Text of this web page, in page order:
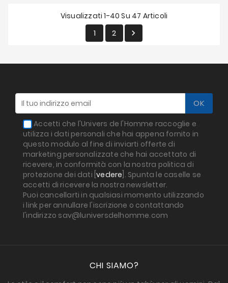
Visualizzati 1-40 Su 47 Articoli
1 2 
Accetti che l'Univers de l'Homme raccoglie e
utilizza i dati personali che hai appena fornito in
questo modulo al fine di inviarti offerte di
marketing personalizzate che hai accettato di
ricevere, in conformità con la nostra politica di
protezione dei dati [vedere ]. Spunta le caselle se
accetti di ricevere la nostra newsletter.
Puoi cancellarti in qualsiasi momento utilizzando
i link per annullare l'iscrizione o contattando
l'indirizzo sav@luniversdelhomme.com
CHI SIAMO?